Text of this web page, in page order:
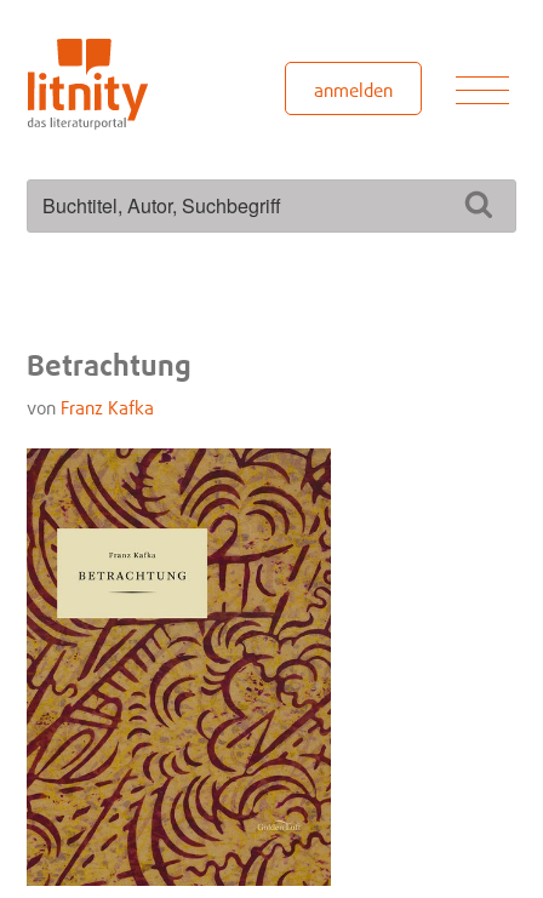
springen
anmelden
Betrachtung
von Franz Kafka